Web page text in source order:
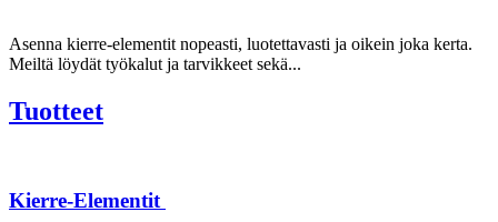
Asenna kierre-elementit nopeasti, luotettavasti ja oikein joka kerta.
Meiltä löydät työkalut ja tarvikkeet sekä...
Tuotteet
Kierre-Elementit